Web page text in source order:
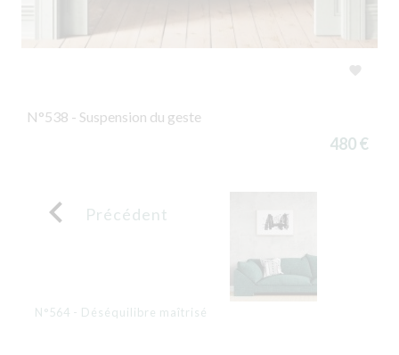

N°538 - Suspension du geste
480 €
 Précédent
N°564 - Déséquilibre maîtrisé